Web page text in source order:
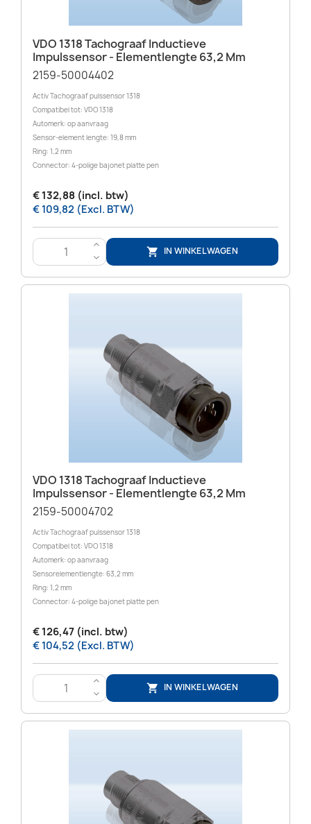
VDO 1318 Tachograaf Inductieve
Impulssensor - Elementlengte 63,2 Mm
2159-50004402
Activ Tachograaf pulssensor 1318
Compatibel tot: VDO 1318
Automerk: op aanvraag
Sensor-element lengte: 19,8 mm
Ring: 1,2 mm
Connector: 4-polige bajonet platte pen
€ 132,88 (incl. btw)
€ 109,82 (Excl. BTW)
>
<
 IN WINKELWAGEN
VDO 1318 Tachograaf Inductieve
Impulssensor - Elementlengte 63,2 Mm
2159-50004702
Activ Tachograaf pulssensor 1318
Compatibel tot: VDO 1318
Automerk: op aanvraag
Sensorelementlengte: 63,2 mm
Ring: 1,2 mm
Connector: 4-polige bajonet platte pen
€ 126,47 (incl. btw)
€ 104,52 (Excl. BTW)
>
<
 IN WINKELWAGEN